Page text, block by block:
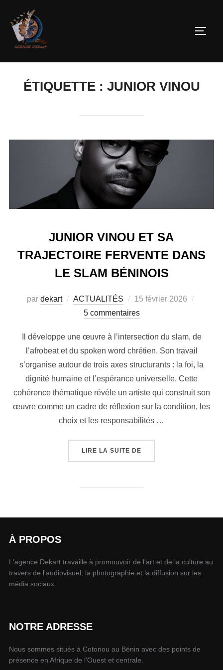
ÉTIQUETTE : JUNIOR VINOU
JUNIOR VINOU ET SA
TRAJECTOIRE FERVENTE DANS
LE SLAM BÉNINOIS
par dekart ACTUALITÉS
15 février 2026
5 commentaires
Il développe une œuvre à l’intersection du slam, de
l’afrobeat et du spoken word chrétien. Son travail
s’organise autour de trois axes structurants : la foi, la
dignité humaine et l’espérance universelle. Cette
cohérence thématique révèle un artiste qui construit son
œuvre comme un cadre de réflexion sur la condition, les
choix et les responsabilités …
LIRE LA SUITE DE
À PROPOS
L'agence Dekart travaille à promouvoir de l'art et de la culture au
travers de l'audiovisuel, la photographie et la diffusion sur les
média sociaux.
NOTRE ADRESSE
Nous sommes situés à Cotonou au Bénin avec des points de
présence en Afrique de l'Ouest et centrale.